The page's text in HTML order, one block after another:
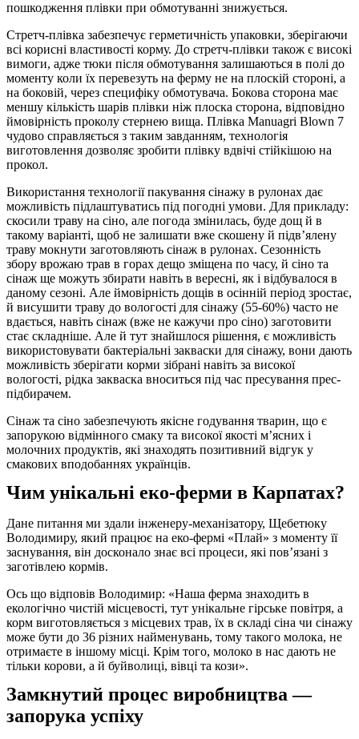
пошкодження плівки при обмотуванні знижується.
Стретч-плівка забезпечує герметичність упаковки, зберігаючи
всі корисні властивості корму. До стретч-плівки також є високі
вимоги, адже тюки після обмотування залишаються в полі до
моменту коли їх перевезуть на ферму не на плоскій стороні, а
на боковій, через специфіку обмотувача. Бокова сторона має
меншу кількість шарів плівки ніж плоска сторона, відповідно
ймовірність проколу стернею вища. Плівка Manuagri Blown 7
чудово справляється з таким завданням, технологія
виготовлення дозволяє зробити плівку вдвічі стійкішою на
прокол.
Використання технології пакування сінажу в рулонах дає
можливість підлаштуватись під погодні умови. Для прикладу:
скосили траву на сіно, але погода змінилась, буде дощ й в
такому варіанті, щоб не залишати вже скошену й підв’ялену
траву мокнути заготовляють сінаж в рулонах. Сезонність
збору врожаю трав в горах дещо зміщена по часу, й сіно та
сінаж ще можуть збирати навіть в вересні, як і відбувалося в
даному сезоні. Але ймовірність дощів в осінній період зростає,
й висушити траву до вологості для сінажу (55-60%) часто не
вдається, навіть сінаж (вже не кажучи про сіно) заготовити
стає складніше. Але й тут знайшлося рішення, є можливість
використовувати бактеріальні закваски для сінажу, вони дають
можливість зберігати корми зібрані навіть за високої
вологості, рідка закваска вноситься під час пресування прес-
підбирачем.
Сінаж та сіно забезпечують якісне годування тварин, що є
запорукою відмінного смаку та високої якості м’ясних і
молочних продуктів, які знаходять позитивний відгук у
смакових вподобаннях українців.
Чим унікальні еко-ферми в Карпатах?
Дане питання ми здали інженеру-механізатору, Щебетюку
Володимиру, який працює на еко-фермі «Плай» з моменту її
заснування, він досконало знає всі процеси, які пов’язані з
заготівлею кормів.
Ось що відповів Володимир: «Наша ферма знаходить в
екологічно чистій місцевості, тут унікальне гірське повітря, а
корм виготовляється з місцевих трав, їх в складі сіна чи сінажу
може бути до 36 різних найменувань, тому такого молока, не
отримаєте в іншому місці. Крім того, молоко в нас дають не
тільки корови, а й буйволиці, вівці та кози».
Замкнутий процес виробництва —
запорука успіху